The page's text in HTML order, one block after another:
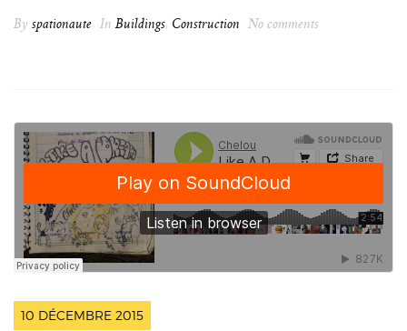
By spationaute In Buildings, Construction No comments
10 DÉCEMBRE 2015